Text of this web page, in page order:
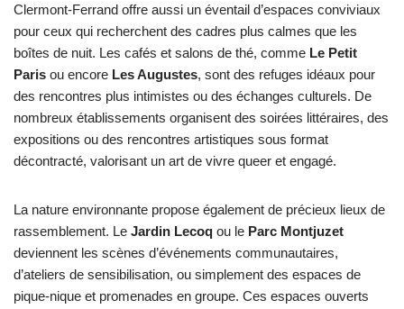
Clermont-Ferrand offre aussi un éventail d’espaces conviviaux
pour ceux qui recherchent des cadres plus calmes que les
boîtes de nuit. Les cafés et salons de thé, comme Le Petit
Paris ou encore Les Augustes, sont des refuges idéaux pour
des rencontres plus intimistes ou des échanges culturels. De
nombreux établissements organisent des soirées littéraires, des
expositions ou des rencontres artistiques sous format
décontracté, valorisant un art de vivre queer et engagé.
La nature environnante propose également de précieux lieux de
rassemblement. Le Jardin Lecoq ou le Parc Montjuzet
deviennent les scènes d’événements communautaires,
d’ateliers de sensibilisation, ou simplement des espaces de
pique-nique et promenades en groupe. Ces espaces ouverts